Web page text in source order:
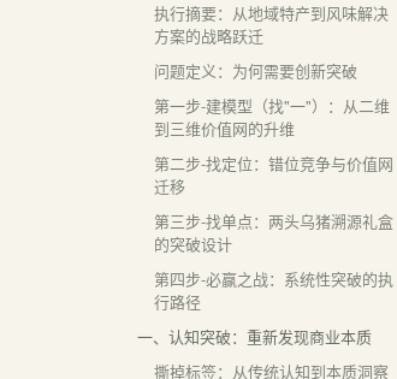
执行摘要：从地域特产到风味解决
方案的战略跃迁
问题定义：为何需要创新突破
第一步-建模型（找"一"）：从二维
到三维价值网的升维
第二步-找定位：错位竞争与价值网
迁移
第三步-找单点：两头乌猪溯源礼盒
的突破设计
第四步-必赢之战：系统性突破的执
行路径
一、认知突破：重新发现商业本质
撕掉标签：从传统认知到本质洞察